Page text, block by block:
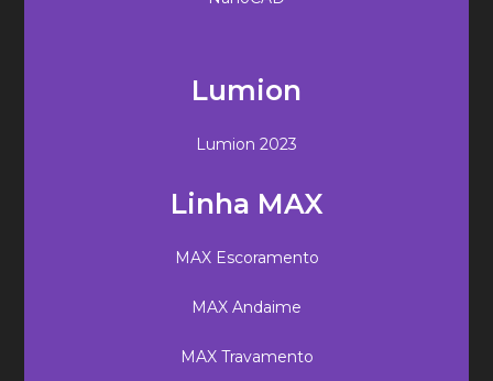
Lumion
Lumion 2023
Linha MAX
MAX Escoramento
MAX Andaime
MAX Travamento